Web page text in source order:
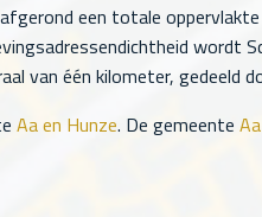
een totale
wordt
van één kilometer, gedeeld
Aa en Hunze. De gemeente